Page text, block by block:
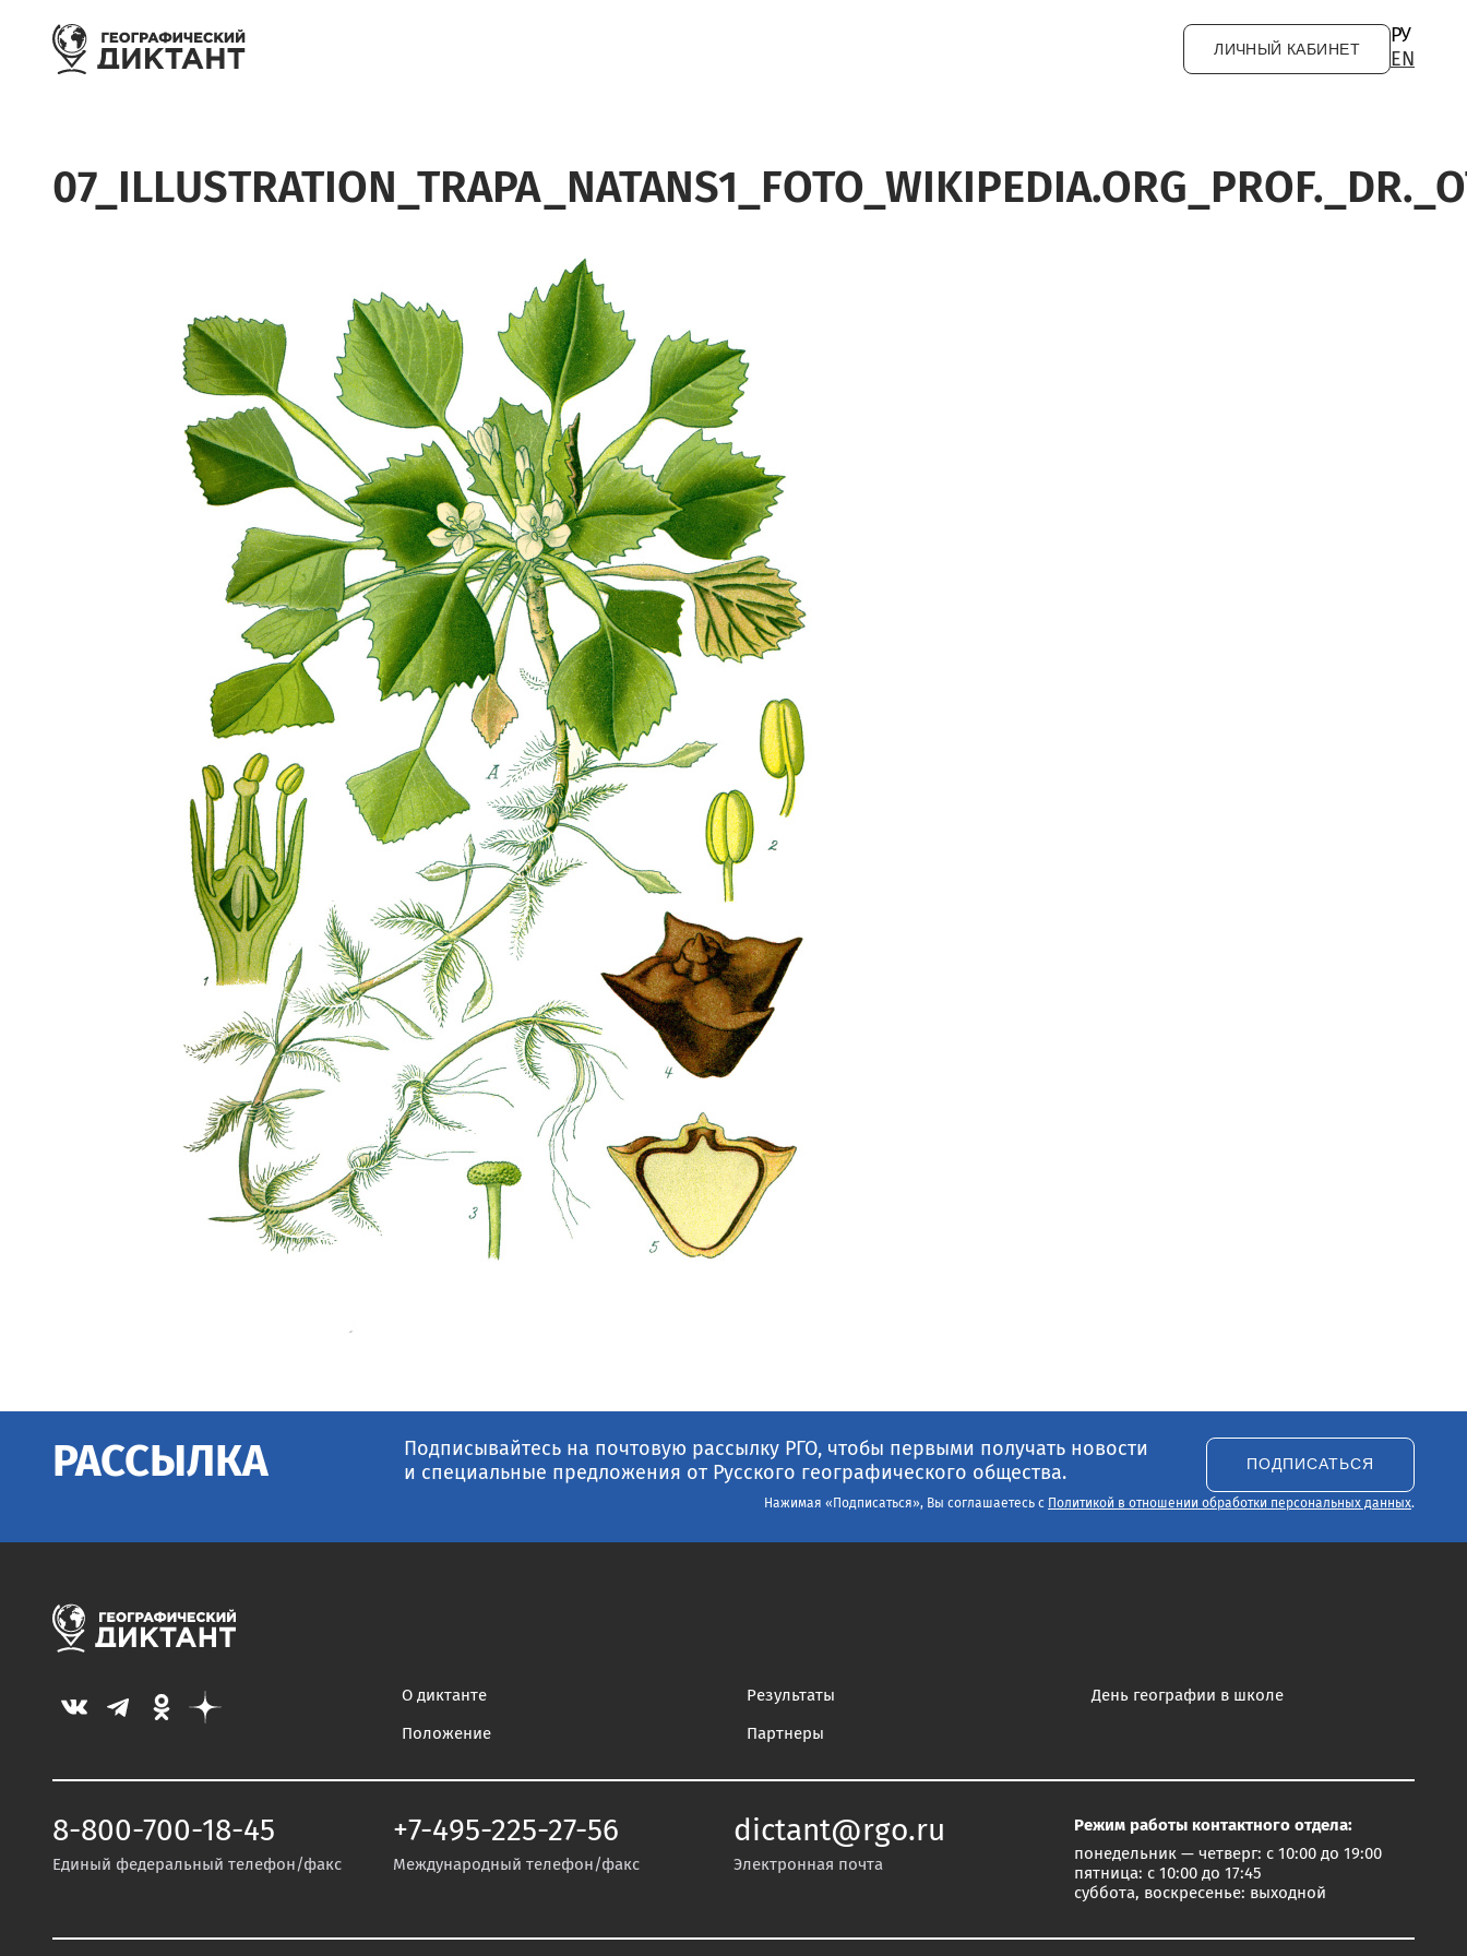
ЛИЧНЫЙ КАБИНЕТ
РУ
EN
РАССЫЛКА
Подписывайтесь на почтовую рассылку РГО, чтобы первыми получать новости
и специальные предложения от Русского географического общества.
ПОДПИСАТЬСЯ
Нажимая «Подписаться», Вы соглашаетесь с Политикой в отношении обработки персональных данных.
О диктанте
Положение
Результаты
Партнеры
День географии в школе
8-800-700-18-45
Единый федеральный телефон/факс
+7-495-225-27-56
Международный телефон/факс
dictant@rgo.ru
Электронная почта
Режим работы контактного отдела:
понедельник — четверг: с 10:00 до 19:00
пятница: с 10:00 до 17:45
суббота, воскресенье: выходной